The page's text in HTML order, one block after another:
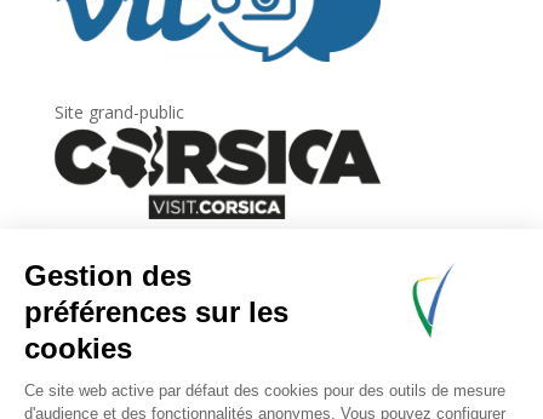
Site grand-public
Newsletter
Inscrivez-vous àla lettre d’information
l’Agence du tourisme de la Corse.